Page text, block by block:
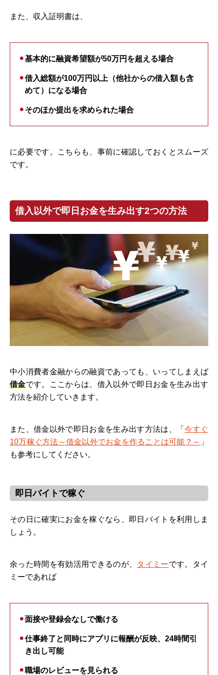
また、収入証明書は、
基本的に融資希望額が50万円を超える場合
借入総額が100万円以上（他社からの借入額も含
めて）になる場合
そのほか提出を求められた場合
に必要です。こちらも、事前に確認しておくとスムーズ
です。
借入以外で即日お金を生み出す2つの方法
中小消費者金融からの融資であっても、いってしまえば
借金です。ここからは、借入以外で即日お金を生み出す
方法を紹介していきます。
また、借金以外で即日お金を生み出す方法は、「今すぐ
10万稼ぐ方法～借金以外でお金を作ることは可能？～ 」
も参考にしてください。
即日バイトで稼ぐ
その日に確実にお金を稼ぐなら、即日バイトを利用しま
しょう。
余った時間を有効活用できるのが、 タイミーです。タイ
ミーであれば
面接や登録会なしで働ける
仕事終了と同時にアプリに報酬が反映、24時間引
き出し可能
職場のレビューを見られる